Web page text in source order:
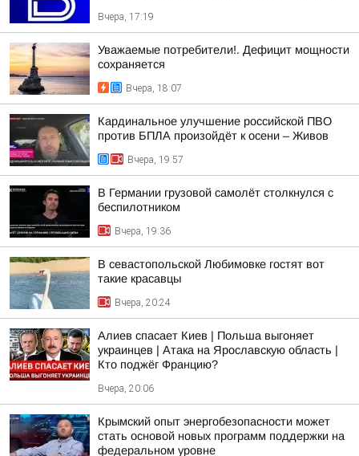
Вчера, 17:19
Уважаемые потребители!. Дефицит мощности
сохраняется
Вчера, 18:07
Кардинальное улучшение российской ПВО
против БПЛА произойдёт к осени – Живов
Вчера, 19:57
В Германии грузовой самолёт столкнулся с
беспилотником
Вчера, 19:36
В севастопольской Любимовке гостят вот
такие красавцы
Вчера, 20:24
Алиев спасает Киев | Польша выгоняет
украинцев | Атака на Ярославскую область |
Кто поджёг Францию?
Вчера, 20:06
Крымский опыт энергобезопасности может
стать основой новых программ поддержки на
федеральном уровне